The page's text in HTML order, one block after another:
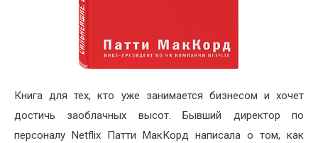
Книга для тех, кто уже занимается бизнесом и хочет
достичь заоблачных высот. Бывший директор по
персоналу Netflix Патти МакКорд написала о том, как